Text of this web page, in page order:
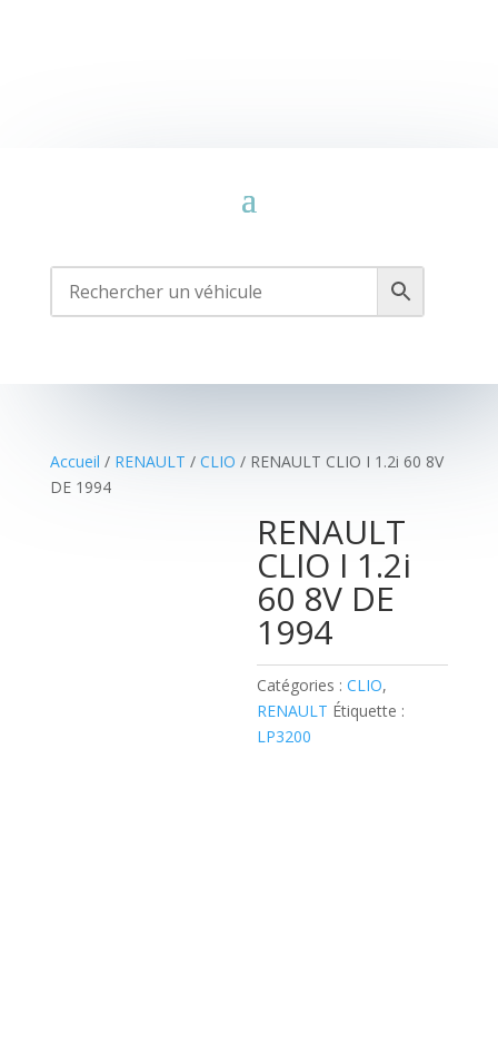
Accueil / RENAULT / CLIO / RENAULT CLIO I 1.2i 60 8V
DE 1994
RENAULT
CLIO I 1.2i
60 8V DE
1994
Catégories :CLIO,
RENAULT Étiquette :
LP3200